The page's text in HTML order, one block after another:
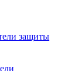
защиты